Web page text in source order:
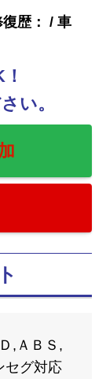
歴： / 車
い。
,ＡＢＳ,
セグ対応